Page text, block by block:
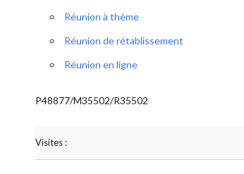
Réunion à thème
Réunion de rétablissement
Réunion en ligne
P48877/M35502/R35502
Visites :